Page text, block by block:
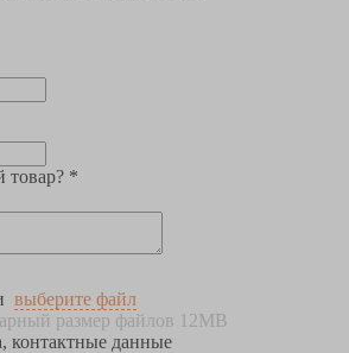
товар? *
выберите файл
размер файлов 12MB
контактные данные